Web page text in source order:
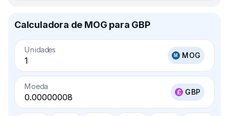
Calculadora de MOG para GBP
Unidades
MOG
Moeda
GBP